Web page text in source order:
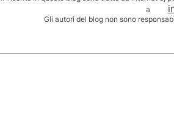
a
Gli autori del blog non sono